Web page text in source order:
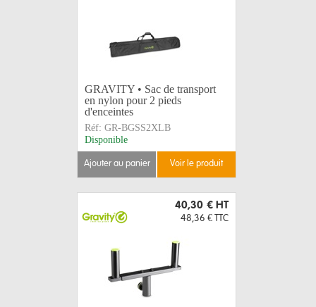
GRAVITY • Sac de transport
en nylon pour 2 pieds
d'enceintes
Réf: GR-BGSS2XLB
Disponible
ajouter au panier voir le produit
40,30 € HT
48,36 € TTC